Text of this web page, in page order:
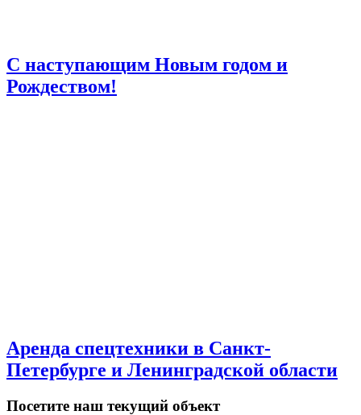
C наступающим Новым годом и
Рождеством!
Аренда спецтехники в Санкт-
Петербурге и Ленинградской области
Посетите наш текущий объект